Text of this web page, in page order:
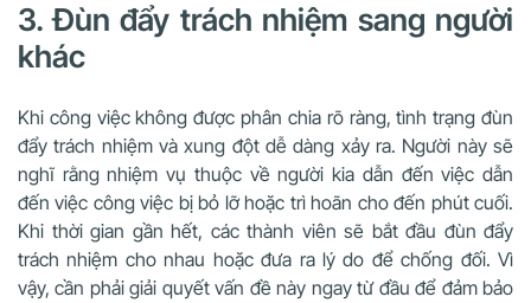
3. Đùn đẩy trách nhiệm sang người
khác
Khi công việc không được phân chia rõ ràng, tình trạng đùn
đẩy trách nhiệm và xung đột dễ dàng xảy ra. Người này sẽ
nghĩ rằng nhiệm vụ thuộc về người kia dẫn đến việc dẫn
đến việc công việc bị bỏ lỡ hoặc trì hoãn cho đến phút cuối.
Khi thời gian gần hết, các thành viên sẽ bắt đầu đùn đẩy
trách nhiệm cho nhau hoặc đưa ra lý do để chống đối. Vì
vậy, cần phải giải quyết vấn đề này ngay từ đầu để đảm bảo